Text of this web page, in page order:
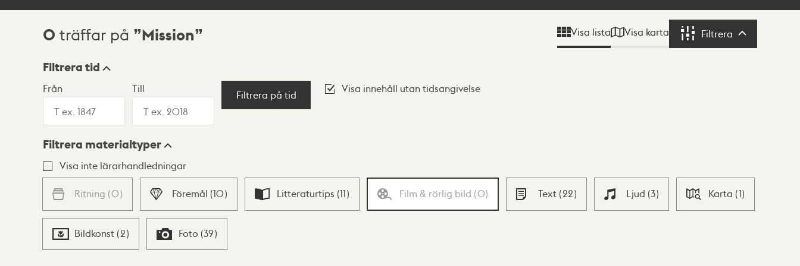
Sökresultat
0 träffar på Mission Visa lista Visa karta Filtrera Filtrera
Visningsläge
Lista Karta
Filtrera tid
Från Till
Filtrera på tid
Visa innehåll utan tidsangivelse
Filtrera materialtyper
Visa inte lärarhandledningar
Ritning (0) Föremål (10) Litteraturtips (11) Film & rörlig bild (0) Text (22) Ljud (3) Karta (1)
Bildkonst (2) Foto (39)